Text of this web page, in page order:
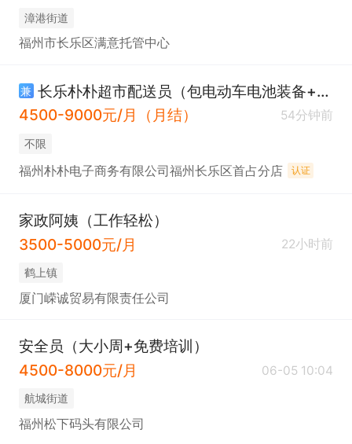
​漳港街道
福州市长乐区满意托管中心
兼
长乐朴朴超市配送员（包电动车电池装备+免押金+超时无责！）
4500-9000元/月（月结）
54分钟前
不限
福州朴朴电子商务有限公司福州长乐区首占分店 认证
家政阿姨（工作轻松）
3500-5000元/月
22小时前
​鹤上镇
厦门嵘诚贸易有限责任公司
安全员（大小周+免费培训）
4500-8000元/月
06-05 10:04
​航城街道
福州松下码头有限公司